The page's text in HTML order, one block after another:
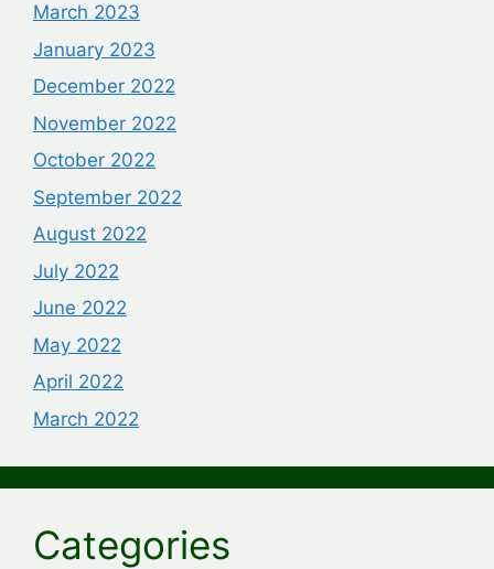
March 2023
January 2023
December 2022
November 2022
October 2022
September 2022
August 2022
July 2022
June 2022
May 2022
April 2022
March 2022
Categories